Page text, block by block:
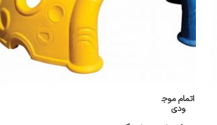
اتمام موج
ودی